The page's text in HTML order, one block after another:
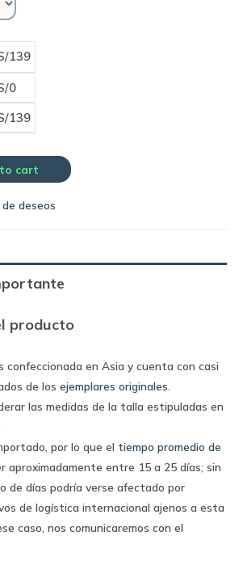
139
0
139
cart
deseos
producto
confeccionada en Asia y cuenta con casi
de los ejemplares originales.
las medidas de la talla estipuladas en
por lo que el tiempo promedio de
aproximadamente entre 15 a 25 días; sin
de días podría verse afectado por
de logística internacional ajenos a esta
caso, nos comunicaremos con el